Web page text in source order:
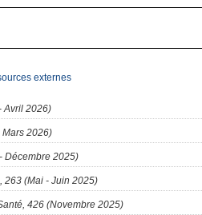
externes
Avril 2026)
2026)
Décembre 2025)
263 (Mai - Juin 2025)
426 (Novembre 2025)